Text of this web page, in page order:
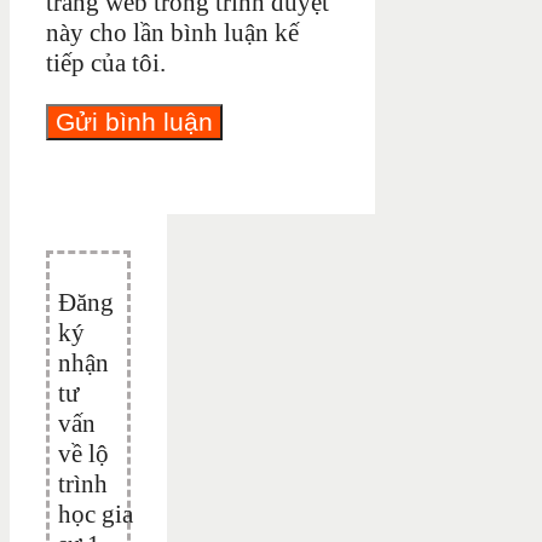
này cho lần bình luận kế
tiếp của tôi.
Đăng
ký
nhận
tư
vấn
về lộ
trình
học gia